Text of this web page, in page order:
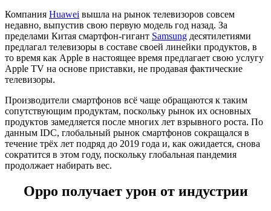
Компания Huawei вышла на рынок телевизоров совсем
недавно, выпустив свою первую модель год назад. За
пределами Китая смартфон-гигант Samsung десятилетиями
предлагал телевизоры в составе своей линейки продуктов, в
то время как Apple в настоящее время предлагает свою услугу
Apple TV на основе приставки, не продавая фактические
телевизоры.
Производители смартфонов всё чаще обращаются к таким
сопутствующим продуктам, поскольку рынок их основных
продуктов замедляется после многих лет взрывного роста. По
данным IDC, глобальный рынок смартфонов сокращался в
течение трёх лет подряд до 2019 года и, как ожидается, снова
сократится в этом году, поскольку глобальная пандемия
продолжает набирать вес.
Oppo получает урон от индустрии